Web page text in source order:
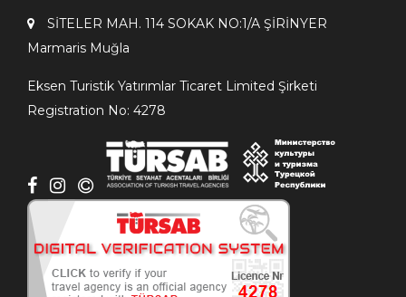
SİTELER MAH. 114 SOKAK NO:1/A ŞİRİNYER
Мarmaris Мuğla
Eksen Turistik Yatırımlar Ticaret Limited Şirketi
Registration No: 4278